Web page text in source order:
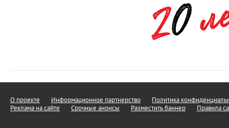
О проекте Информационное партнерство
Политика
Реклама на сайте
Срочные анонсы Разместить баннер Правила